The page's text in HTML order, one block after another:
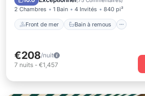
2 Chambres 1 Bain 4 Invités 840 pi²
Front de mer Bain à remous
€208/nuit
7 nuits - €1,457